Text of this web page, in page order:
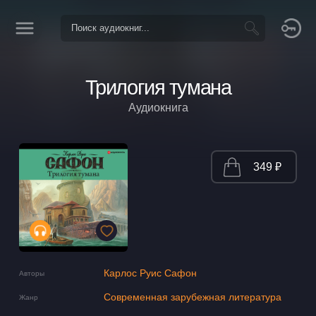
Трилогия тумана
Аудиокнига
Авторы Карлос Руис Сафон
Жанр Современная зарубежная литература
349 ₽